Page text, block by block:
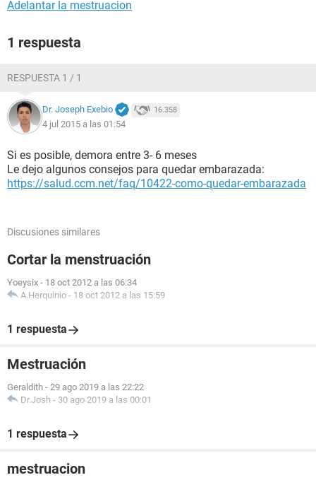
Adelantar la mestruacion
1 respuesta
RESPUESTA 1 / 1
Dr. Joseph Exebio 16.358
4 jul 2015 a las 01:54
Si es posible, demora entre 3- 6 meses
Le dejo algunos consejos para quedar embarazada:
https://salud.ccm.net/faq/10422-como-quedar-embarazada
Discusiones similares
Cortar la menstruación
Yoeysix - 18 oct 2012 a las 06:34
A.Herquinio - 18 oct 2012 a las 15:59
1 respuesta
Mestruación
Geraldith - 29 ago 2019 a las 22:22
Dr.Josh - 30 ago 2019 a las 00:01
1 respuesta
mestruacion